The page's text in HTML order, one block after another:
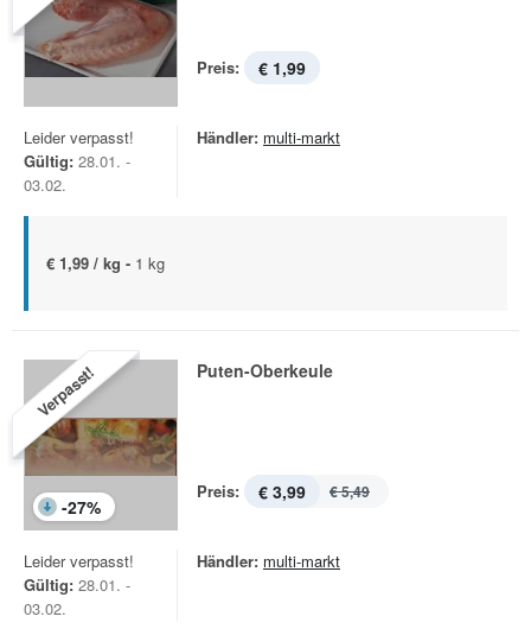
Preis: € 1,99
Leider verpasst!
Gültig: 28.01. -
03.02.
Händler: multi-markt
€ 1,99 / kg - 1 kg
Verpasst!
-27%
Puten-Oberkeule
Preis: € 3,99 € 5,49
Leider verpasst!
Gültig: 28.01. -
03.02.
Händler: multi-markt